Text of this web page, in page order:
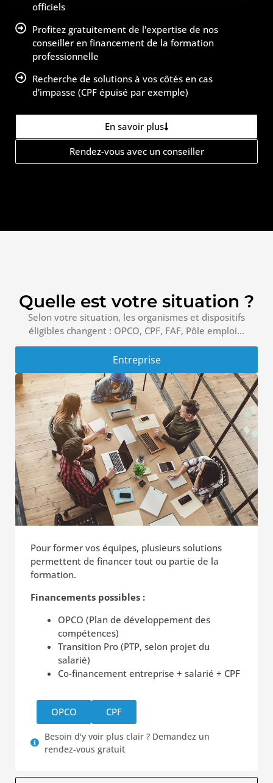
officiels
Profitez gratuitement de l'expertise de nos
conseiller en financement de la formation
professionnelle
Recherche de solutions à vos côtés en cas
d'impasse (CPF épuisé par exemple)
En savoir plus
Rendez-vous avec un conseiller
Quelle est votre situation ?
Selon votre situation, les organismes et dispositifs
éligibles changent : OPCO, CPF, FAF, Pôle emploi…
Entreprise
Pour former vos équipes, plusieurs solutions
permettent de financer tout ou partie de la
formation.
Financements possibles :
OPCO (Plan de développement des
compétences)
Transition Pro (PTP, selon projet du
salarié)
Co-financement entreprise + salarié + CPF
OPCO CPF
Besoin d'y voir plus clair ? Demandez un
rendez-vous gratuit